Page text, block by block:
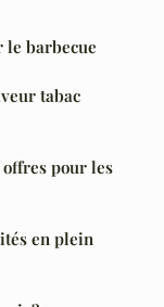
le barbecue
tabac
pour les
en plein